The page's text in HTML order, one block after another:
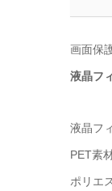
画面保
液晶フ
液晶フ
PET素
ポリエ